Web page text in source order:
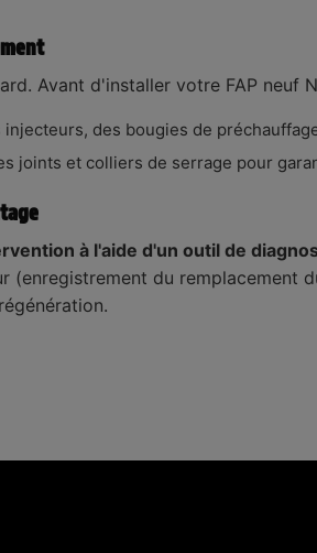
Avant d'installer votre FAP
injecteurs, des bougies de
joints et colliers de serrage pour
à l'aide d'un outil de
(enregistrement du